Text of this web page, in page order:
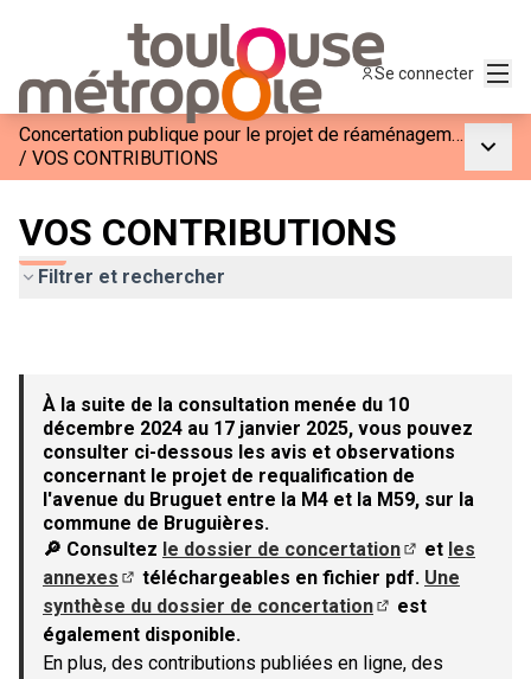
Se connecter
Concertation publique pour le projet de réaménagement de l&#39;Avenue du Bruguet entre la M4 et la M59
/ VOS CONTRIBUTIONS
VOS CONTRIBUTIONS
Filtrer et rechercher
À la suite de la consultation menée du 10
décembre 2024 au 17 janvier 2025, vous pouvez
consulter ci-dessous les avis et observations
concernant le projet de requalification de
l'avenue du Bruguet entre la M4 et la M59, sur la
commune de Bruguières.
🔎 Consultez le dossier de concertation
(S'ouvre dans
et les
annexes
(S'ouvre dans un nouvel onglet)
téléchargeables en fichier pdf. Une
synthèse du dossier de concertation
est
également disponible.
En plus, des contributions publiées en ligne, des